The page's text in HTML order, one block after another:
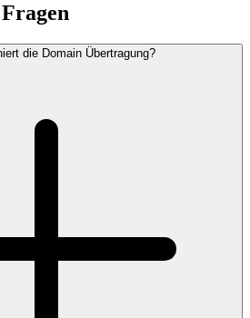
die Domain Übertragung?